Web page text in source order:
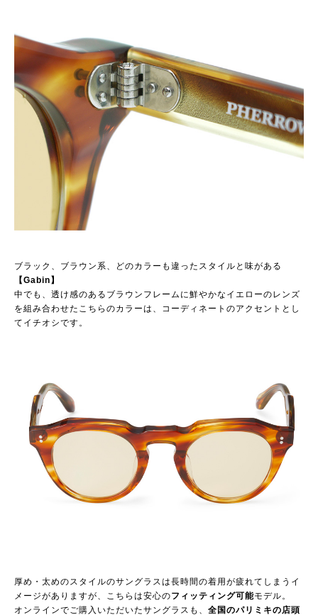
ブラック、ブラウン系、どのカラーも違ったスタイルと味がある
【Gabin】
中でも、透け感のあるブラウンフレームに鮮やかなイエローのレンズ
を組み合わせたこちらのカラーは、コーディネートのアクセントとし
てイチオシです。
厚め・太めのスタイルのサングラスは長時間の着用が疲れてしまうイ
メージがありますが、こちらは安心のフィッティング可能モデル。
オンラインでご購入いただいたサングラスも、 全国のパリミキの店頭